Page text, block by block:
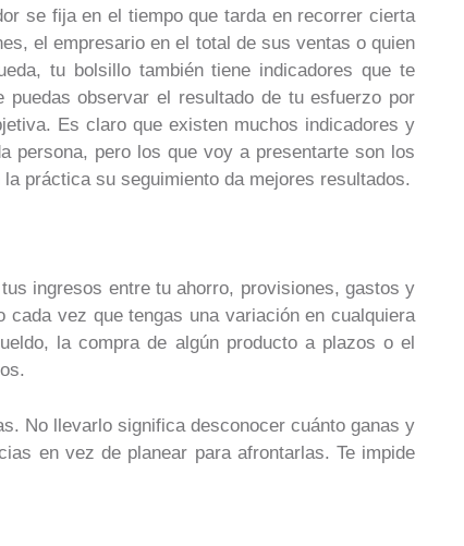
se fija en el tiempo que tarda en recorrer cierta
el empresario en el total de sus ventas o quien
tu bolsillo también tiene indicadores que te
observar el resultado de tu esfuerzo por
Es claro que existen muchos indicadores y
persona, pero los que voy a presentarte son los
práctica su seguimiento da mejores resultados.
ingresos entre tu ahorro, provisiones, gastos y
vez que tengas una variación en cualquiera
la compra de algún producto a plazos o el
No llevarlo significa desconocer cuánto ganas y
en vez de planear para afrontarlas. Te impide